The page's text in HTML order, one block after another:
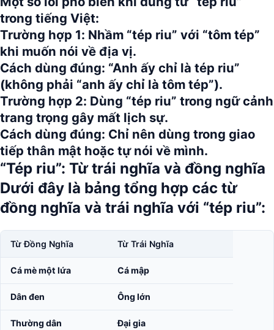
trong tiếng Việt:
Trường hợp 1: Nhầm “tép riu” với “tôm tép”
khi muốn nói về địa vị.
Cách dùng đúng: “Anh ấy chỉ là tép riu”
(không phải “anh ấy chỉ là tôm tép”).
Trường hợp 2: Dùng “tép riu” trong ngữ cảnh
trang trọng gây mất lịch sự.
Cách dùng đúng: Chỉ nên dùng trong giao
tiếp thân mật hoặc tự nói về mình.
“Tép riu”: Từ trái nghĩa và đồng nghĩa
Dưới đây là bảng tổng hợp các từ
đồng nghĩa và trái nghĩa với “tép riu”:
Từ Đồng Nghĩa Từ Trái Nghĩa
Cá mè một lứa Cá mập
Dân đen Ông lớn
Thường dân Đại gia